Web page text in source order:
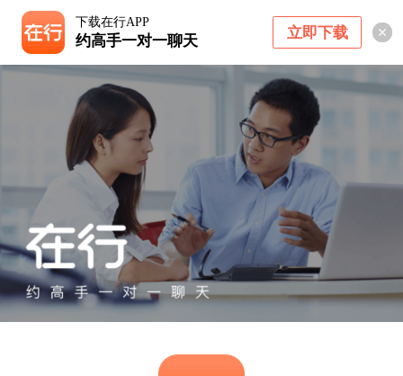
下载在行APP
约高手一对一聊天 立即下载